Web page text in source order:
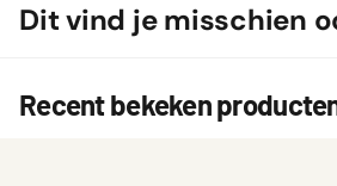
Dit vind je misschien
Recent bekeken